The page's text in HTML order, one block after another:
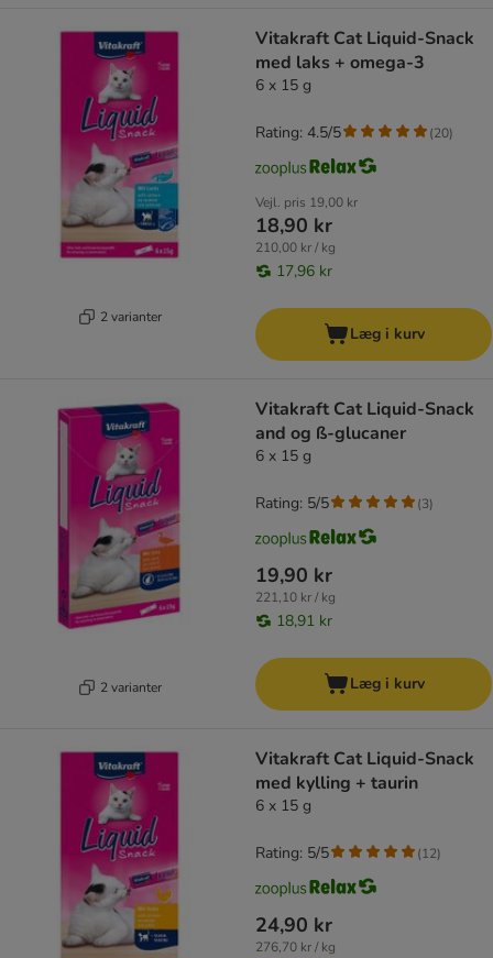
2 varianter
Vitakraft Cat Liquid-Snack
med laks + omega-3
6 x 15 g
Vejl. pris 19,00 kr
18,90 kr
210,00 kr / kg
17,96 kr
Rating: 4.5/5 (20)
Læg i kurv
2 varianter
Vitakraft Cat Liquid-Snack
and og ß-glucaner
6 x 15 g
19,90 kr
221,10 kr / kg
18,91 kr
Rating: 5/5 (3)
Læg i kurv
Vitakraft Cat Liquid-Snack
med kylling + taurin
6 x 15 g
24,90 kr
276,70 kr / kg
Rating: 5/5 (12)